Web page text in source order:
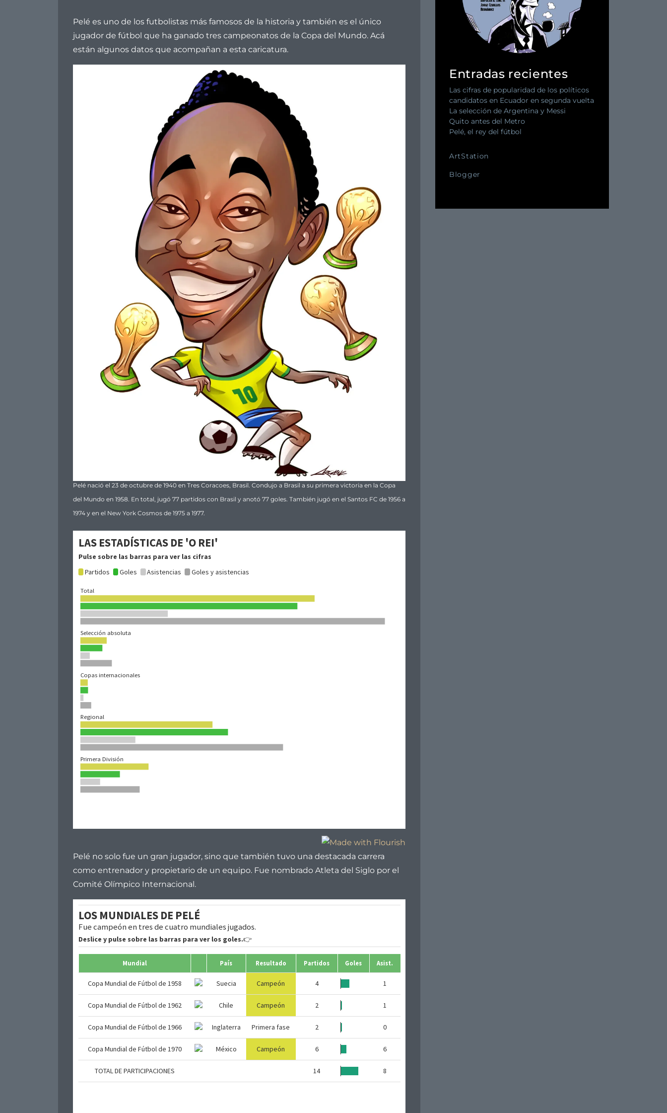
Pelé es uno de los futbolistas más famosos de la historia y también es el único
jugador de fútbol que ha ganado tres campeonatos de la Copa del Mundo. Acá
están algunos datos que acompañan a esta caricatura.
Pelé nació el 23 de octubre de 1940 en Tres Coracoes, Brasil. Condujo a Brasil a su primera victoria en la Copa
del Mundo en 1958. En total, jugó 77 partidos con Brasil y anotó 77 goles. También jugó en el Santos FC de 1956 a
1974 y en el New York Cosmos de 1975 a 1977.
Pelé no solo fue un gran jugador, sino que también tuvo una destacada carrera
como entrenador y propietario de un equipo. Fue nombrado Atleta del Siglo por el
Comité Olímpico Internacional.
Entradas recientes
Las cifras de popularidad de los políticos
candidatos en Ecuador en segunda vuelta
La selección de Argentina y Messi
Quito antes del Metro
Pelé, el rey del fútbol
ArtStation
Blogger